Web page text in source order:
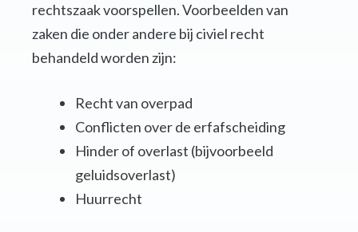
rechtszaak voorspellen. Voorbeelden van
zaken die onder andere bij civiel recht
behandeld worden zijn:
Recht van overpad
Conflicten over de erfafscheiding
Hinder of overlast (bijvoorbeeld
geluidsoverlast)
Huurrecht